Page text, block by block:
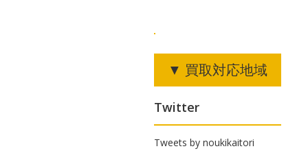
▼ 買取対応地域
Twitter
Tweets by noukikaitori